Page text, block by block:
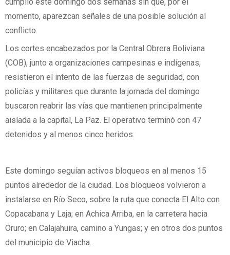
momento, aparezcan señales de una posible solución al
conflicto.
Los cortes encabezados por la Central Obrera Boliviana
(COB), junto a organizaciones campesinas e indígenas,
resistieron el intento de las fuerzas de seguridad, con
policías y militares que durante la jornada del domingo
buscaron reabrir las vías que mantienen principalmente
aislada a la capital, La Paz. El operativo terminó con 47
detenidos y al menos cinco heridos.
Este domingo seguían activos bloqueos en al menos 15
puntos alrededor de la ciudad. Los bloqueos volvieron a
instalarse en Río Seco, sobre la ruta que conecta El Alto con
Copacabana y Laja; en Achica Arriba, en la carretera hacia
Oruro; en Calajahuira, camino a Yungas; y en otros dos puntos
del municipio de Viacha.